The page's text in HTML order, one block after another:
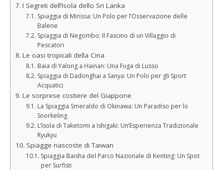
I Segreti dell’Isola dello Sri Lanka
Spiaggia di Mirissa: Un Polo per l’Osservazione delle
Balene
Spiaggia di Negombo: Il Fascino di un Villaggio di
Pescatori
Le oasi tropicali della Cina
Baia di Yalong a Hainan: Una Fuga di Lusso
Spiaggia di Dadonghai a Sanya: Un Polo per gli Sport
Acquatici
Le sorprese costiere del Giappone
La Spiaggia Smeraldo di Okinawa: Un Paradiso per lo
Snorkeling
L’Isola di Taketomi a Ishigaki: Un’Esperienza Tradizionale
Ryukyu
Spiagge nascoste di Taiwan
Spiaggia Baisha del Parco Nazionale di Kenting: Un Spot
per Surfisti